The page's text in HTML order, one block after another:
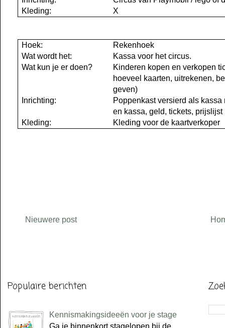
Kleding:
X
Hoek:
Rekenhoek
Wat wordt het:
Kassa voor het circus.
Wat kun je er doen?
Kinderen kopen en verkopen
hoeveel kaarten, uitrekenen,
geven)
Inrichting:
Poppenkast versierd als
en kassa, geld, tickets, prijslijst
Kleding:
Kleding voor de kaartverkoper
Nieuwere post
Populaire berichten
Kennismakingsideeën voor je stage
Ga je binnenkort stagelopen bij de